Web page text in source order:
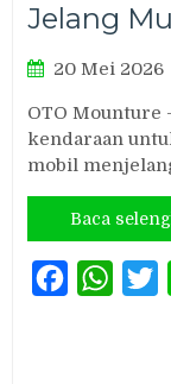
Jelang
20 Mei 2026
OTO
kendaraan
mobil
Baca
Facebook